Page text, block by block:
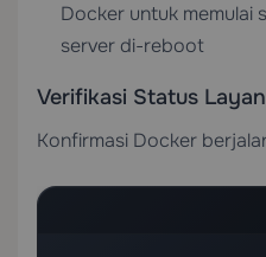
Docker untuk memulai
server di-reboot
Verifikasi Status
Konfirmasi Docker